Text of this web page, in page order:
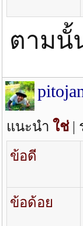
ตามนั้
แนะนำ ใช่|
ข้อดี
ข้อด้อย